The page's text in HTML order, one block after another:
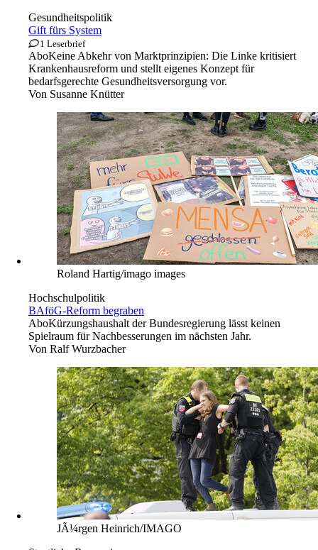
Gesundheitspolitik
Gift fürs System
1 Leserbrief
AboKeine Abkehr von Marktprinzipien: Die Linke kritisiert
Krankenhausreform und stellt eigenes Konzept für
bedarfsgerechte Gesundheitsversorgung vor.
Von Susanne Knütter
Roland Hartig/imago images
Hochschulpolitik
BAföG-Reform begraben
AboKürzungshaushalt der Bundesregierung lässt keinen
Spielraum für Nachbesserungen im nächsten Jahr.
Von Ralf Wurzbacher
JÃ¼rgen Heinrich/IMAGO